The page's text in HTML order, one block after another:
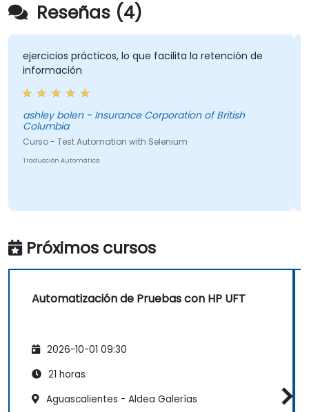
Reseñas (4)
prácticos, lo que facilita la retención de
bolen - Insurance Corporation of British
- Test Automation with Selenium
Automática
Próximos cursos
Automatización de Pruebas con HP UFT
2026-10-01 09:30
21 horas
Aguascalientes - Aldea Galerìas